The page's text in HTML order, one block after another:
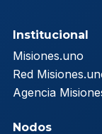
Institucional
Misiones.uno
Red
Agencia
Nodos